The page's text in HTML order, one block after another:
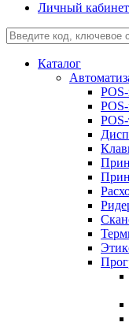
Личный кабинет
Каталог